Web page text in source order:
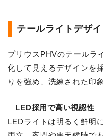
テールライトデザ
プリウスPHVのテールラ
化して見えるデザインを
りを強め、洗練された印
LED採用で高い視認性
LEDライトは明るく鮮明